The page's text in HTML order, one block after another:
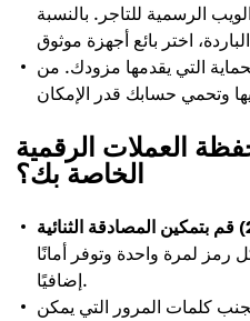
الرسمية للتاجر. بالنسبة
التي يقدمها مزودك. من
العملات الرقمية
الخاصة بك؟
لمرة واحدة وتوفر أمانًا
إضافيًا.
كلمات المرور التي يمكن